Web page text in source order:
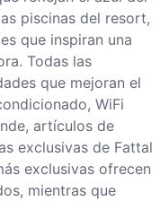
piscinas del resort,
que inspiran una
Todas las
que mejoran el
WiFi
artículos de
exclusivas de Fattal
exclusivas ofrecen
mientras que